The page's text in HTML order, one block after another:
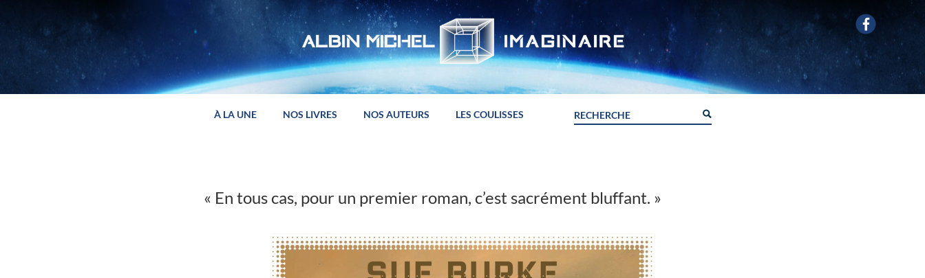
À LA UNE NOS LIVRES NOS AUTEURS LES COULISSES
« En tous cas, pour un premier roman, c’est sacrément bluffant. »